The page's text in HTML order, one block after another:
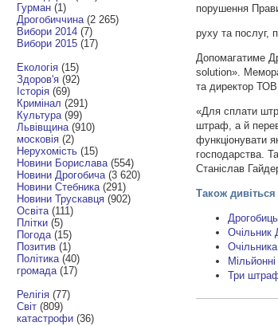
Гурман (1)
Дрогобиччина (2 265)
Вибори 2014 (7)
Вибори 2015 (17)
Екологія (15)
Здоров'я (92)
Історія (69)
Кримінал (291)
Культура (99)
Львівщина (910)
московія (2)
Нерухомість (15)
Новини Борислава (554)
Новини Дрогобича (3 620)
Новини Стебника (291)
Новини Трускавця (902)
Освіта (111)
Плітки (5)
Погода (15)
Позитив (1)
Політика (40)
громада (17)
Релігія (77)
Світ (809)
катастрофи (36)
порушення
руху та послуг,
Допомагатиме
solution».
та директор
«Для сплати
штраф, а й
функціонувати
господарства.
Станіслав
Також
Очільник
Три